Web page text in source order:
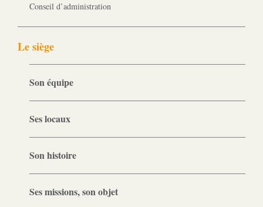
Conseil d’administration
Le siège
Son équipe
Ses locaux
Son histoire
Ses missions, son objet